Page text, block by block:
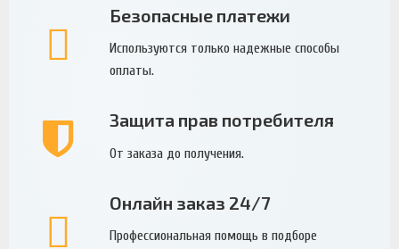
Безопасные платежи
Используются только надежные способы
оплаты.
Защита прав потребителя
От заказа до получения.
Онлайн заказ 24/7
Профессиональная помощь в подборе